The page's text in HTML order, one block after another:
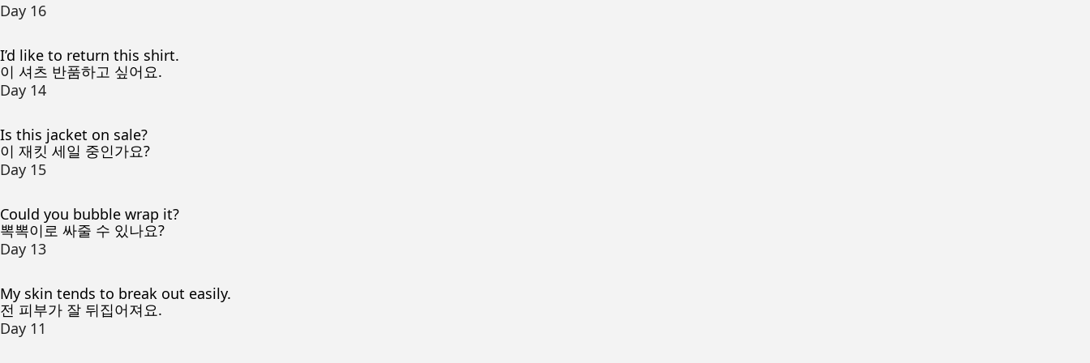
Day 16
I’d like to return this shirt.
이 셔츠 반품하고 싶어요.
Day 14
Is this jacket on sale?
이 재킷 세일 중인가요?
Day 15
Could you bubble wrap it?
뽁뽁이로 싸줄 수 있나요?
Day 13
My skin tends to break out easily.
전 피부가 잘 뒤집어져요.
Day 11